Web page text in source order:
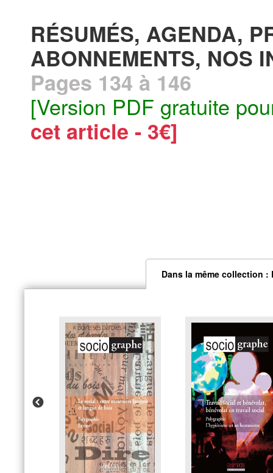
RÉSUMÉS, AGENDA,
ABONNEMENTS, NOS
Pages 134 à 146
[Version PDF gratuite
cet article - 3€]
Dans la même collection